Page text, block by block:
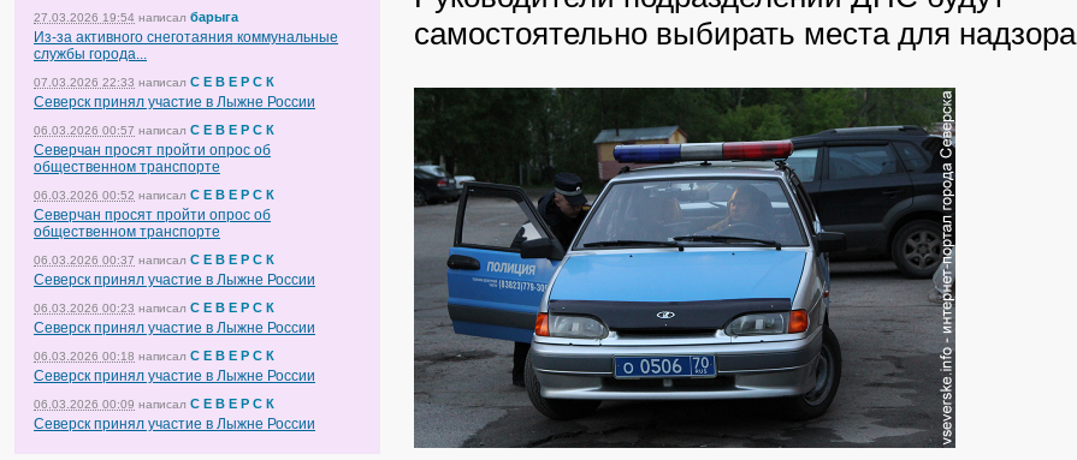
27.03.2026 19:54 написал барыга
Из-за активного снеготаяния коммунальные
службы города...
07.03.2026 22:33 написал С Е В Е Р С К
Северск принял участие в Лыжне России
06.03.2026 00:57 написал С Е В Е Р С К
Северчан просят пройти опрос об
общественном транспорте
06.03.2026 00:52 написал С Е В Е Р С К
Северчан просят пройти опрос об
общественном транспорте
06.03.2026 00:37 написал С Е В Е Р С К
Северск принял участие в Лыжне России
06.03.2026 00:23 написал С Е В Е Р С К
Северск принял участие в Лыжне России
06.03.2026 00:18 написал С Е В Е Р С К
Северск принял участие в Лыжне России
06.03.2026 00:09 написал С Е В Е Р С К
Северск принял участие в Лыжне России
самостоятельно выбирать места для надзора